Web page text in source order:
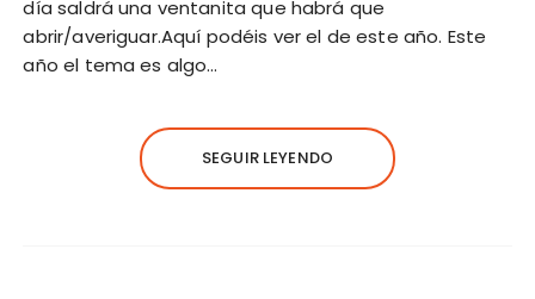
día saldrá una ventanita que habrá que
abrir/averiguar.Aquí podéis ver el de este año. Este
año el tema es algo…
SEGUIR LEYENDO